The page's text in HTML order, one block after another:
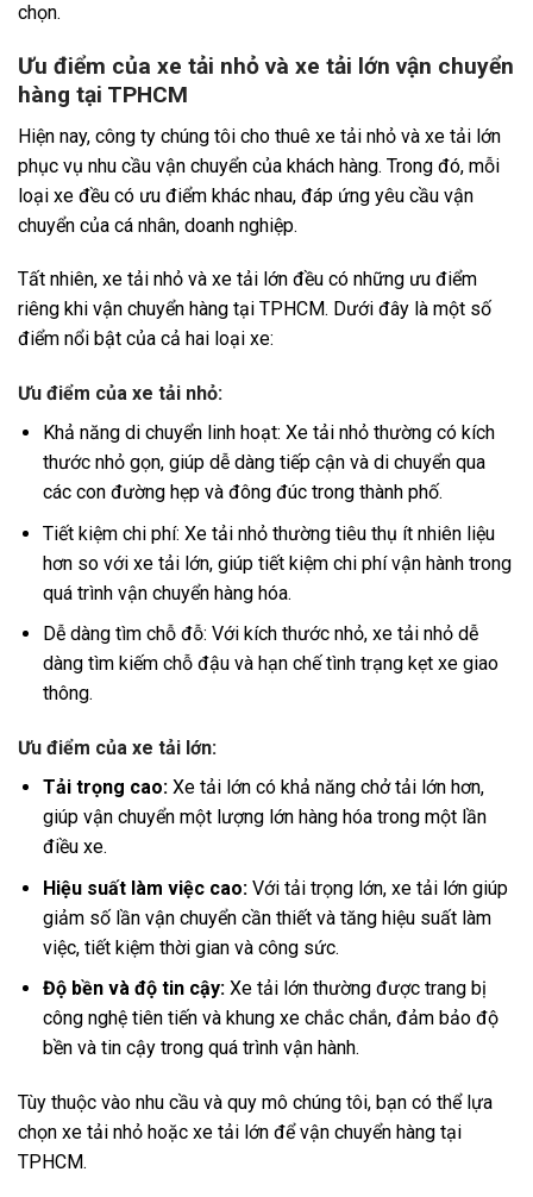
chọn.
Ưu điểm của xe tải nhỏ và xe tải lớn vận chuyển
hàng tại TPHCM
Hiện nay, công ty chúng tôi cho thuê xe tải nhỏ và xe tải lớn
phục vụ nhu cầu vận chuyển của khách hàng. Trong đó, mỗi
loại xe đều có ưu điểm khác nhau, đáp ứng yêu cầu vận
chuyển của cá nhân, doanh nghiệp.
Tất nhiên, xe tải nhỏ và xe tải lớn đều có những ưu điểm
riêng khi vận chuyển hàng tại TPHCM. Dưới đây là một số
điểm nổi bật của cả hai loại xe:
Ưu điểm của xe tải nhỏ:
Khả năng di chuyển linh hoạt: Xe tải nhỏ thường có kích
thước nhỏ gọn, giúp dễ dàng tiếp cận và di chuyển qua
các con đường hẹp và đông đúc trong thành phố.
Tiết kiệm chi phí: Xe tải nhỏ thường tiêu thụ ít nhiên liệu
hơn so với xe tải lớn, giúp tiết kiệm chi phí vận hành trong
quá trình vận chuyển hàng hóa.
Dễ dàng tìm chỗ đỗ: Với kích thước nhỏ, xe tải nhỏ dễ
dàng tìm kiếm chỗ đậu và hạn chế tình trạng kẹt xe giao
thông.
Ưu điểm của xe tải lớn:
Tải trọng cao:Xe tải lớn có khả năng chở tải lớn hơn,
giúp vận chuyển một lượng lớn hàng hóa trong một lần
điều xe.
Hiệu suất làm việc cao:Với tải trọng lớn, xe tải lớn giúp
giảm số lần vận chuyển cần thiết và tăng hiệu suất làm
việc, tiết kiệm thời gian và công sức.
Độ bền và độ tin cậy:Xe tải lớn thường được trang bị
công nghệ tiên tiến và khung xe chắc chắn, đảm bảo độ
bền và tin cậy trong quá trình vận hành.
Tùy thuộc vào nhu cầu và quy mô chúng tôi, bạn có thể lựa
chọn xe tải nhỏ hoặc xe tải lớn để vận chuyển hàng tại
TPHCM.